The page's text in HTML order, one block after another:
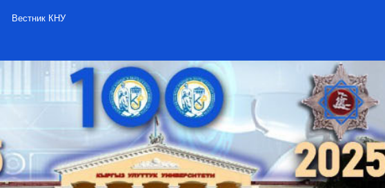
Вестник КНУ